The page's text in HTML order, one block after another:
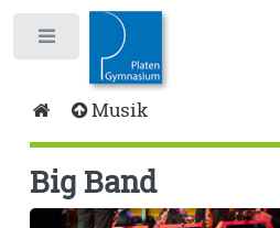
Musik
Big Band
Toggle